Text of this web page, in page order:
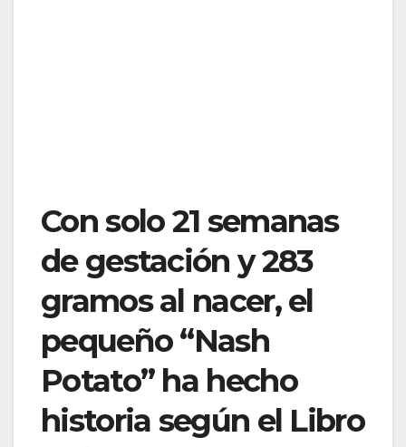
Con solo 21 semanas
de gestación y 283
gramos al nacer, el
pequeño “Nash
Potato” ha hecho
historia según el Libro